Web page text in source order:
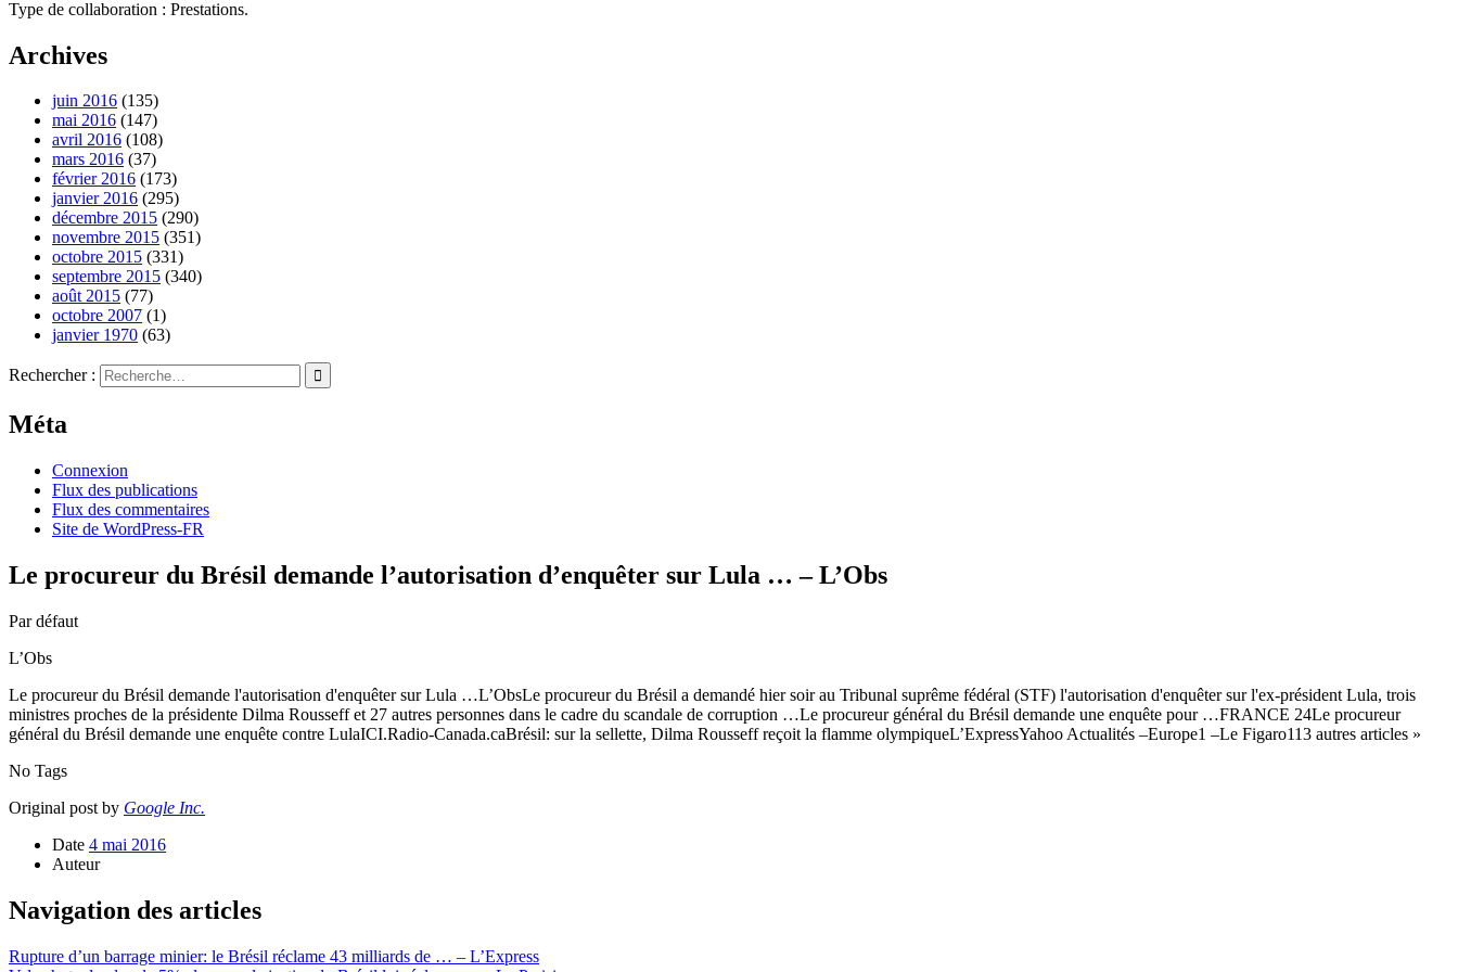
Type de collaboration : Prestations.
Archives
juin 2016 (135)
mai 2016 (147)
avril 2016 (108)
mars 2016 (37)
février 2016 (173)
janvier 2016 (295)
décembre 2015 (290)
novembre 2015 (351)
octobre 2015 (331)
septembre 2015 (340)
août 2015 (77)
octobre 2007 (1)
janvier 1970 (63)
Rechercher :
Méta
Connexion
Flux des publications
Flux des commentaires
Site de WordPress-FR
Le procureur du Brésil demande l’autorisation d’enquêter sur Lula … – L’Obs
Par défaut
L’Obs
Le procureur du Brésil demande l'autorisation d'enquêter sur Lula …L’ObsLe procureur du Brésil a demandé hier soir au Tribunal suprême fédéral (STF) l'autorisation d'enquêter sur l'ex-président Lula, trois
ministres proches de la présidente Dilma Rousseff et 27 autres personnes dans le cadre du scandale de corruption …Le procureur général du Brésil demande une enquête pour …FRANCE 24Le procureur
général du Brésil demande une enquête contre LulaICI.Radio-Canada.caBrésil: sur la sellette, Dilma Rousseff reçoit la flamme olympiqueL’ExpressYahoo Actualités –Europe1 –Le Figaro113 autres articles »
No Tags
Original post by Google Inc.
Date 4 mai 2016
Auteur
Navigation des articles
Rupture d’un barrage minier: le Brésil réclame 43 milliards de … – L’Express